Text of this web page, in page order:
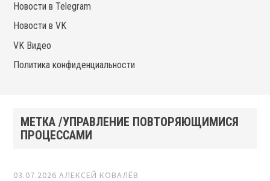
Новости в Telegram
Новости в VK
VK Видео
Политика конфиденциальности
МЕТКА /УПРАВЛЕНИЕ ПОВТОРЯЮЩИМИСЯ
ПРОЦЕССАМИ
03.07.2026 АЛЕКСЕЙ КОВАЛЁВ